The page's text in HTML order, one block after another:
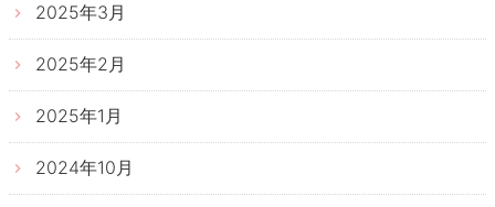
2025年3月
2025年2月
2025年1月
2024年10月